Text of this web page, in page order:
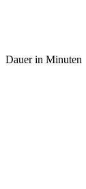
Dauer in Minuten